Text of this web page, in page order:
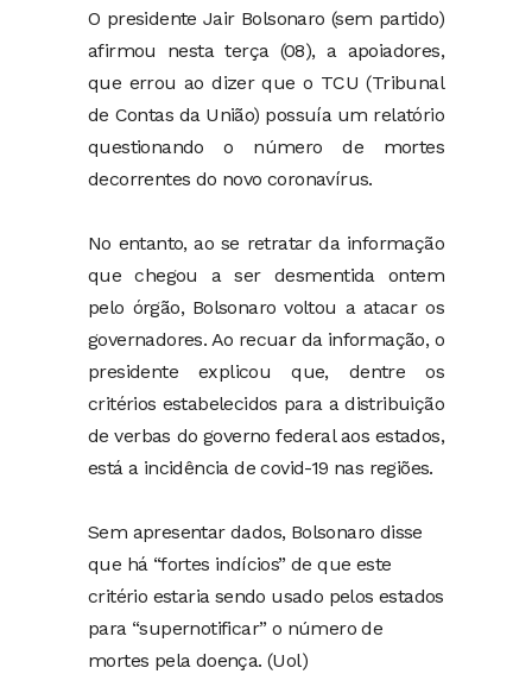
O presidente Jair Bolsonaro (sem partido)
afirmou nesta terça (08), a apoiadores,
que errou ao dizer que o TCU (Tribunal
de Contas da União) possuía um relatório
questionando o número de mortes
decorrentes do novo coronavírus.
No entanto, ao se retratar da informação
que chegou a ser desmentida ontem
pelo órgão, Bolsonaro voltou a atacar os
governadores. Ao recuar da informação, o
presidente explicou que, dentre os
critérios estabelecidos para a distribuição
de verbas do governo federal aos estados,
está a incidência de covid-19 nas regiões.
Sem apresentar dados, Bolsonaro disse
que há “fortes indícios” de que este
critério estaria sendo usado pelos estados
para “supernotificar” o número de
mortes pela doença. (Uol)